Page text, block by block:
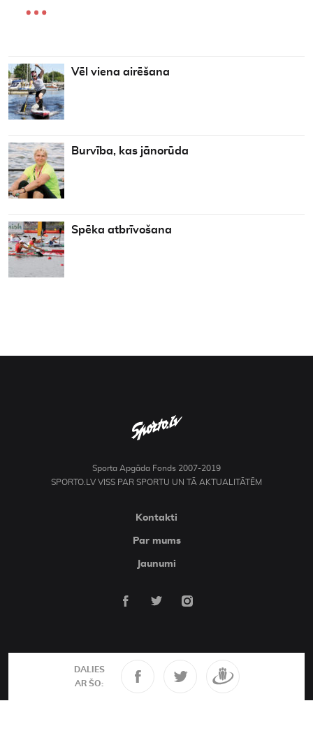
DALIES
AR ŠO:
Vēl viena airēšana
Burvība, kas jānorūda
Spēka atbrīvošana
Sporta Apgāda Fonds 2007-2019
SPORTO.LV VISS PAR SPORTU UN TĀ AKTUALITĀTĒM
Kontakti
Par mums
Jaunumi